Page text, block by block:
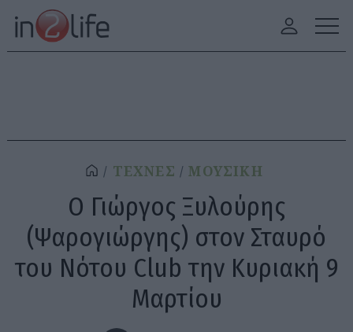
ΤΕΧΝΕΣ ΜΟΥΣΙΚΗ
Ο Γιώργος Ξυλούρης
(Ψαρογιώργης) στον Σταυρό
του Νότου Club την Κυριακή 9
Μαρτίου